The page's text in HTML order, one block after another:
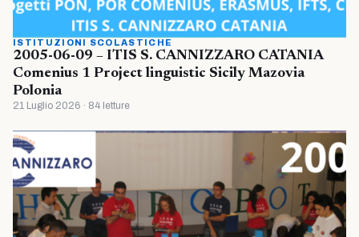
ISTITUZIONI SCOLASTICHE
2005-06-09 – ITIS S. CANNIZZARO CATANIA
Comenius 1 Project linguistic Sicily Mazovia
Polonia
21 Luglio 2026 · 84 letture